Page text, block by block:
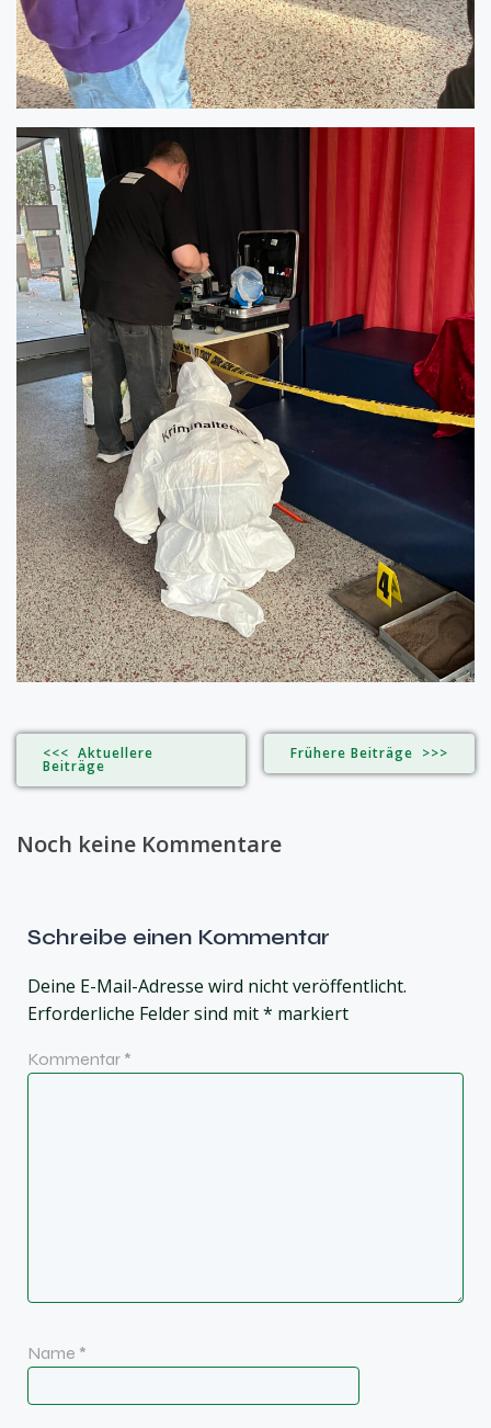
<<< Aktuellere
Beiträge
Frühere Beiträge >>>
Noch keine Kommentare
Schreibe einen Kommentar
Deine E-Mail-Adresse wird nicht veröffentlicht.
Erforderliche Felder sind mit* markiert
Kommentar *
Name *